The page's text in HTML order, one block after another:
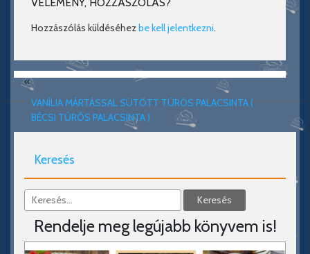
Hozzászólás küldéséhezbe kell jelentkezni.
«
VANÍLIA MÁRTÁSSAL SÜTÖTT TÚRÓS PALACSINTA (
BÉCSI TÚRÓS PALACSINTA )
Keresés
Rendelje meg legújabb könyvem is!